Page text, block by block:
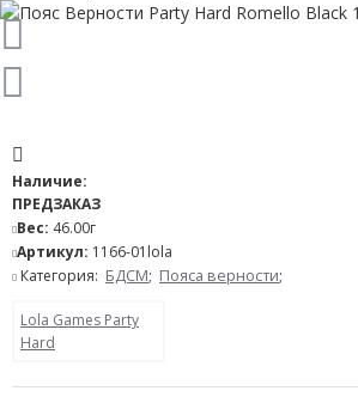
Наличие:
ПРЕДЗАКАЗ
Вес: 46.00г
Артикул: 1166-01lola
Категория: БДСМ; Пояса верности;
Lola Games Party
Hard